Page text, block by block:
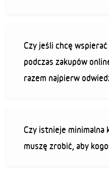
Czy jeśli chcę
podczas zakupów
razem najpierw
Czy istnieje minimalna
muszę zrobić, aby